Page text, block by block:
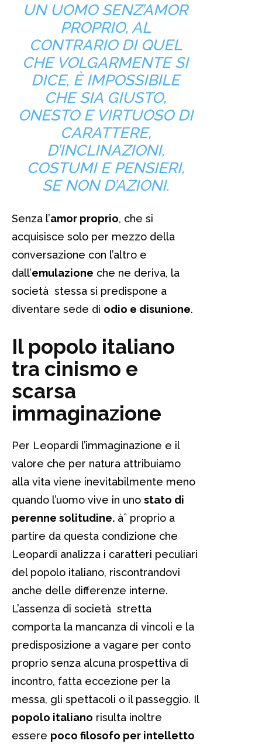
UN UOMO SENZ’AMOR
PROPRIO, AL
CONTRARIO DI QUEL
CHE VOLGARMENTE SI
DICE, È IMPOSSIBILE
CHE SIA GIUSTO,
ONESTO E VIRTUOSO DI
CARATTERE,
D’INCLINAZIONI,
COSTUMI E PENSIERI,
SE NON D’AZIONI.
Senza l’amor proprio, che si
acquisisce solo per mezzo della
conversazione con l’altro e
dall’emulazione che ne deriva, la
società stessa si predispone a
diventare sede di odio e disunione.
Il popolo italiano
tra cinismo e
scarsa
immaginazione
Per Leopardi l’immaginazione e il
valore che per natura attribuiamo
alla vita viene inevitabilmente meno
quando l’uomo vive in uno stato di
perenne solitudine. àˆ proprio a
partire da questa condizione che
Leopardi analizza i caratteri peculiari
del popolo italiano, riscontrandovi
anche delle differenze interne.
L’assenza di società stretta
comporta la mancanza di vincoli e la
predisposizione a vagare per conto
proprio senza alcuna prospettiva di
incontro, fatta eccezione per la
messa, gli spettacoli o il passeggio. Il
popolo italiano risulta inoltre
essere poco filosofo per intelletto